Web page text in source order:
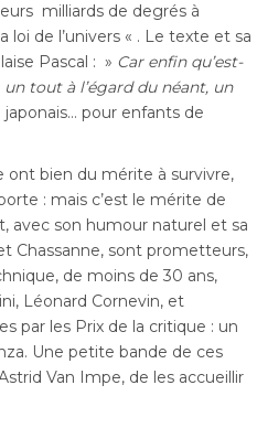
milliards de degrés à
loi de l’univers « . Le texte et sa
Pascal : » Car enfin qu’est-
un tout à l’égard du néant, un
pour enfants de
ont bien du mérite à survivre,
: mais c’est le mérite de
avec son humour naturel et sa
Chassanne, sont prometteurs,
de moins de 30 ans,
Léonard Cornevin, et
par les Prix de la critique : un
Une petite bande de ces
Van Impe, de les accueillir